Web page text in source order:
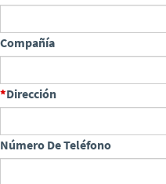
Compañía
Dirección
Número De Teléfono